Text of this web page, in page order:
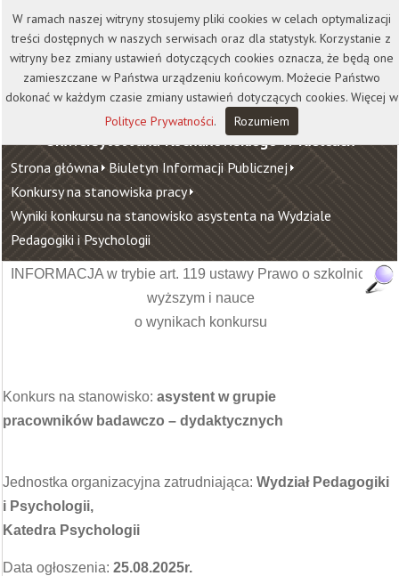
Kontakt Biblioteka
Wydawnictwo
Wirtualna Uczelnia
Uniwersytet Jana Kochanowskiego w Kielcach
Strona główna Biuletyn Informacji Publicznej
Konkursy na stanowiska pracy
Wyniki konkursu na stanowisko asystenta na Wydziale
Pedagogiki i Psychologii
INFORMACJA w trybie art. 119 ustawy Prawo o szkolnictwie
wyższym i nauce
o wynikach konkursu
Konkurs na stanowisko: asystent w grupie
pracowników badawczo – dydaktycznych
Jednostka organizacyjna zatrudniająca: Wydział Pedagogiki
i Psychologii,
Katedra Psychologii
Data ogłoszenia: 25.08.2025r.
W ramach naszej witryny stosujemy pliki cookies w celach optymalizacji
treści dostępnych w naszych serwisach oraz dla statystyk. Korzystanie z
witryny bez zmiany ustawień dotyczących cookies oznacza, że będą one
zamieszczane w Państwa urządzeniu końcowym. Możecie Państwo
dokonać w każdym czasie zmiany ustawień dotyczących cookies. Więcej w
Polityce Prywatności. Rozumiem